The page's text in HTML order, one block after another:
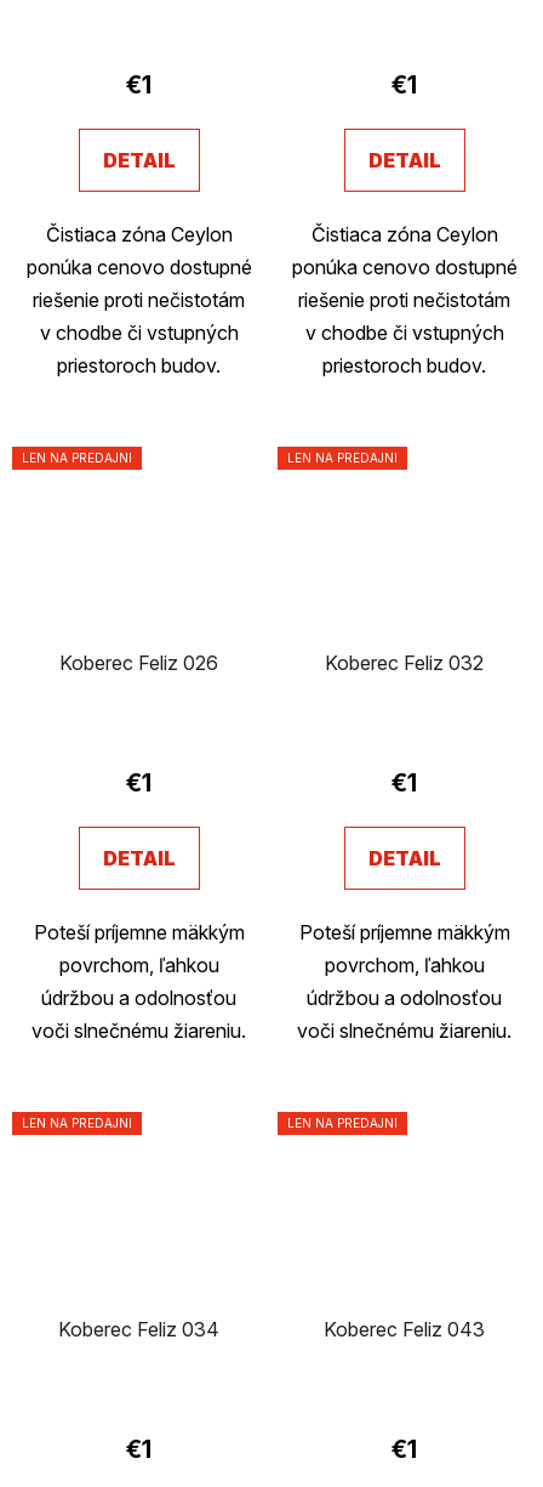
€1
DETAIL
Čistiaca zóna Ceylon
ponúka cenovo dostupné
riešenie proti nečistotám
v chodbe či vstupných
priestoroch budov.
€1
DETAIL
Čistiaca zóna Ceylon
ponúka cenovo dostupné
riešenie proti nečistotám
v chodbe či vstupných
priestoroch budov.
LEN NA PREDAJNI
Koberec Feliz 026
€1
DETAIL
Poteší príjemne mäkkým
povrchom, ľahkou
údržbou a odolnosťou
voči slnečnému žiareniu.
LEN NA PREDAJNI
Koberec Feliz 032
€1
DETAIL
Poteší príjemne mäkkým
povrchom, ľahkou
údržbou a odolnosťou
voči slnečnému žiareniu.
LEN NA PREDAJNI
Koberec Feliz 034
€1
LEN NA PREDAJNI
Koberec Feliz 043
€1